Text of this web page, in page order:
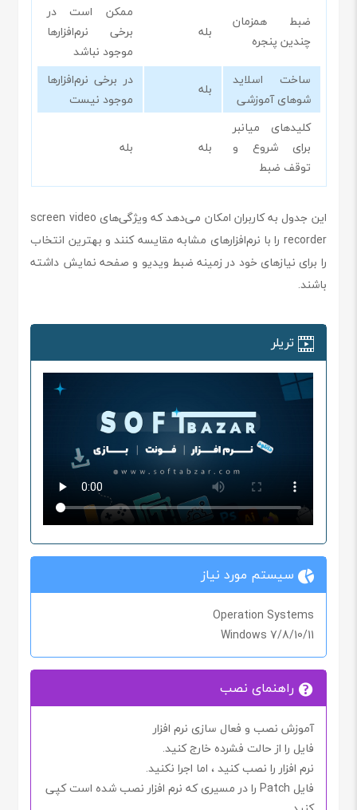
ضبط همزمان
چندین پنجره
بله
ممکن است در
برخی نرم‌افزارها
موجود نباشد
ساخت اسلاید
شوهای آموزشی
بله
در برخی نرم‌افزارها
موجود نیست
کلیدهای میانبر
برای شروع و
توقف ضبط
بله بله
این جدول به کاربران امکان می‌دهد که ویژگی‌های screen video
recorder را با نرم‌افزارهای مشابه مقایسه کنند و بهترین انتخاب
را برای نیازهای خود در زمینه ضبط ویدیو و صفحه نمایش داشته
باشند.
تریلر
سیستم مورد نیاز
Operation Systems
Windows 7/8/10/11
راهنمای نصب
آموزش نصب و فعال سازی نرم افزار
فایل را از حالت فشرده خارج کنید.
نرم افزار را نصب کنید ، اما اجرا نکنید.
فایل Patch را در مسیری که نرم افزار نصب شده است کپی